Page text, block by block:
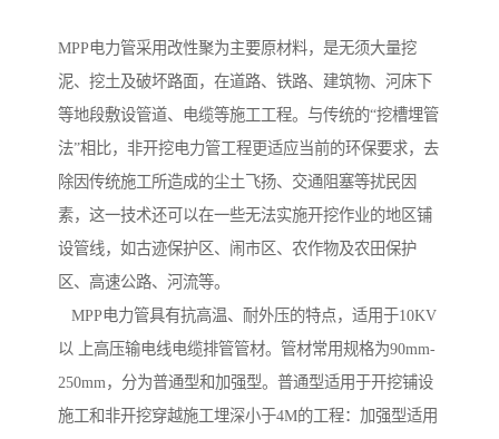
MPP电力管采用改性聚为主要原材料，是无须大量挖
泥、挖土及破坏路面，在道路、铁路、建筑物、河床下
等地段敷设管道、电缆等施工工程。与传统的“挖槽埋管
法”相比，非开挖电力管工程更适应当前的环保要求，去
除因传统施工所造成的尘土飞扬、交通阻塞等扰民因
素，这一技术还可以在一些无法实施开挖作业的地区铺
设管线，如古迹保护区、闹市区、农作物及农田保护
区、高速公路、河流等。
MPP电力管具有抗高温、耐外压的特点，适用于10KV
以 上高压输电线电缆排管管材。管材常用规格为90mm-
250mm，分为普通型和加强型。普通型适用于开挖铺设
施工和非开挖穿越施工埋深小于4M的工程：加强型适用